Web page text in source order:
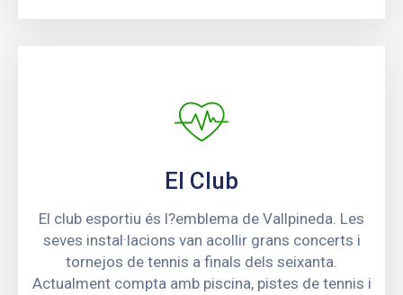
El Club
El club esportiu és l?emblema de Vallpineda. Les
seves instal·lacions van acollir grans concerts i
tornejos de tennis a finals dels seixanta.
Actualment compta amb piscina, pistes de tennis i